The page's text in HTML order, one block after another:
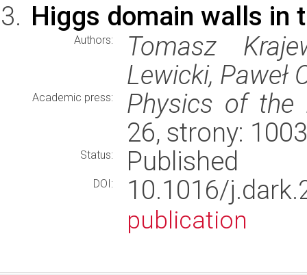
Higgs domain walls in
Authors:
Tomasz
Lewicki, Paweł
Academic press:
Physics of the
26, strony:
Status: Published
DOI: 10.1016/
publication